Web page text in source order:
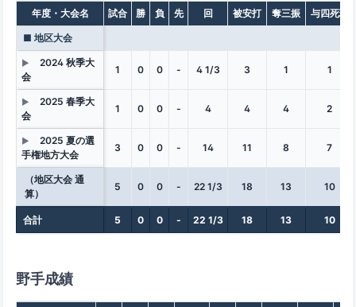
年度・大会名 試合 勝 負 先 回 被安打 奪三振 与四死球
■ 地区大会
▶
2024 秋季大
会
1 0 0 - 4 1/3 3 1 1
▶
2025 春季大
会
1 0 0 - 4 4 4 2
▶
2025 夏の選
手権地方大会
3 0 0 - 14 11 8 7
（地区大会 通
算）
5 0 0 - 22 1/3 18 13 10
合計 5 0 0 - 22 1/3 18 13 10
野手成績